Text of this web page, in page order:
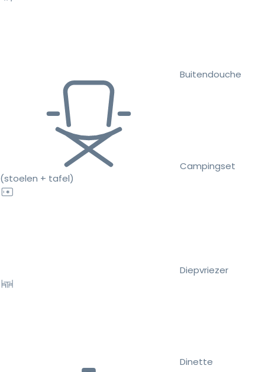
Buitendouche
Campingset
(stoelen + tafel)
Diepvriezer
Dinette